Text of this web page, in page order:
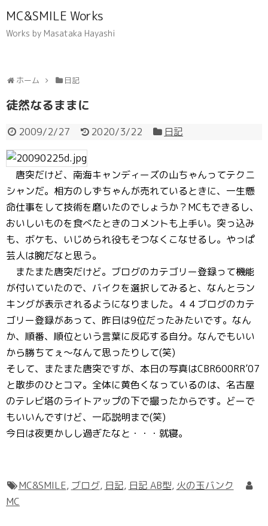
MC&SMILE Works
Works by Masataka Hayashi
ホーム 日記
徒然なるままに
2009/2/27 2020/3/22 日記
唐突だけど、南海キャンディーズの山ちゃんってテクニ
シャンだ。相方のしずちゃんが売れているときに、一生懸
命仕事をして技術を磨いたのでしょうか？MCもできるし、
おいしいものを食べたときのコメントも上手い。突っ込み
も、ボケも、いじめられ役もそつなくこなせるし。やっぱ
芸人は腕だなと思う。
またまた唐突だけど。ブログのカテゴリー登録って機能
が付いていたので、バイクを選択してみると、なんとラン
キングが表示されるようになりました。４４ブログのカテ
ゴリー登録があって、昨日は9位だったみたいです。なん
か、順番、順位という言葉に反応する自分。なんでもいい
から勝ちてぇ～なんて思ったりして(笑)
そして、またまた唐突ですが、本日の写真はCBR600RR’07
と散歩のひとコマ。全体に黄色くなっているのは、名古屋
のテレビ塔のライトアップの下で撮ったからです。どーで
もいいんですけど、一応説明まで(笑)
今日は夜更かしし過ぎたなと・・・就寝。
MC&SMILE, ブログ, 日記, 日記 AB型, 火の玉バンク
MC